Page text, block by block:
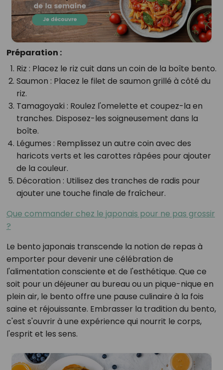
Préparation :
Riz : Placez le riz cuit dans un coin de la boîte bento.
Saumon : Placez le filet de saumon grillé à côté du
riz.
Tamagoyaki : Roulez l'omelette et coupez-la en
tranches. Disposez-les soigneusement dans la
boîte.
Légumes : Remplissez un autre coin avec des
haricots verts et les carottes râpées pour ajouter
de la couleur.
Décoration : Utilisez des tranches de radis pour
ajouter une touche finale de fraîcheur.
Que commander chez le japonais pour ne pas grossir
?
Le bento japonais transcende la notion de repas à
emporter pour devenir une célébration de
l'alimentation consciente et de l'esthétique. Que ce
soit pour un déjeuner au bureau ou un pique-nique en
plein air, le bento offre une pause culinaire à la fois
saine et réjouissante. Embrasser la tradition du bento,
c'est s'ouvrir à une expérience qui nourrit le corps,
l'esprit et les sens.